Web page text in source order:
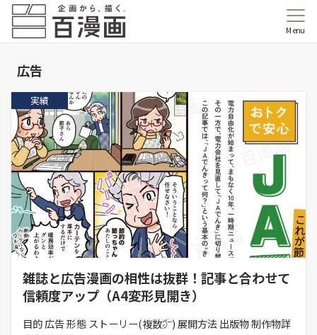
Menu
広告
実績
雑誌と広告漫画の相性は抜群！記事と合わせて
信頼度アップ（A4変形見開き）
目的 広告 形態 ストーリー(複数㌻) 展開方法 出版物 制作物詳